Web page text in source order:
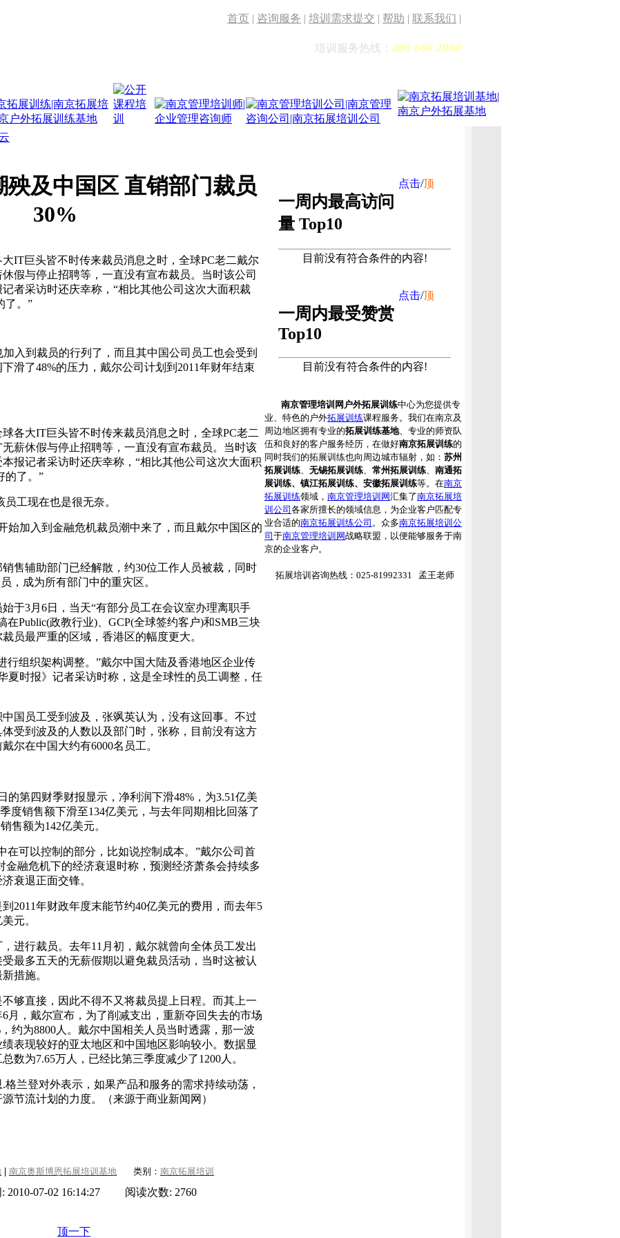
首页 | 咨询服务 | 培训需求提交 | 帮助 | 联系我们 |
培训服务热线： 400 660 2060
及中国区 直销部门裁员
30%
IT巨头皆不时传来裁员消息之时，全球PC老二戴尔
假与停止招聘等，一直没有宣布裁员。当时该公司
者采访时还庆幸称，“相比其他公司这次大面积裁
了。”
入到裁员的行列了，而且其中国公司员工也会受到
滑了48%的压力，戴尔公司计划到2011年财年结束
大IT巨头皆不时传来裁员消息之时，全球PC老二
薪休假与停止招聘等，一直没有宣布裁员。当时该
报记者采访时还庆幸称，“相比其他公司这次大面积
的了。”
工现在也是很无奈。
加入到金融危机裁员潮中来了，而且戴尔中国区的
辅助部门已经解散，约30位工作人员被裁，同时
，成为所有部门中的重灾区。
3月6日，当天“有部分员工在会议室办理离职手
在Public(政教行业)、GCP(全球签约客户)和SMB三块
员最严重的区域，香港区的幅度更大。
组织架构调整。”戴尔中国大陆及香港地区企业传
夏时报》记者采访时称，这是全球性的员工调整，任
员工受到波及，张飒英认为，没有这回事。不过
受到波及的人数以及部门时，张称，目前没有这方
尔在中国大约有6000名员工。
第四财季财报显示，净利润下滑48%，为3.51亿美
度销售额下滑至134亿美元，与去年同期相比回落了
售额为142亿美元。
可以控制的部分，比如说控制成本。”戴尔公司首
金融危机下的经济衰退时称，预测经济萧条会持续多
衰退正面交锋。
年财政年度末能节约40亿美元的费用，而去年5
元。
行裁员。去年11月初，戴尔就曾向全体员工发出
最多五天的无薪假期以避免裁员活动，当时这被认
措施。
直接，因此不得不又将裁员提上日程。而其上一
月，戴尔宣布，为了削减支出，重新夺回失去的市场
约为8800人。戴尔中国相关人员当时透露，那一波
表现较好的亚太地区和中国地区影响较小。数据显
数为7.65万人，已经比第三季度减少了1200人。
登对外表示，如果产品和服务的需求持续动荡，
节流计划的力度。（来源于商业新闻网）
南京奥斯博恩拓展培训基地 类别： 南京拓展培训
: 2010-07-02 16:14:27 阅读次数: 2760
顶一下
一周内最高访问
量 Top10
点击/顶
目前没有符合条件的内容!
一周内最受赞赏
Top10
点击/顶
目前没有符合条件的内容!
南京管理培训网户外拓展训练中心为您提供专
业、特色的户外拓展训练课程服务。我们在南京及
周边地区拥有专业的拓展训练基地、专业的师资队
伍和良好的客户服务经历，在做好南京拓展训练的
同时我们的拓展训练也向周边城市辐射，如： 苏州
拓展训练
无锡拓展训练 常州拓展训练
南通拓
展训练、镇江拓展训练、安徽拓展训练等。在南京
拓展训练领域， 南京管理培训网汇集了南京拓展培
训公司各家所擅长的领域信息，为企业客户匹配专
业合适的南京拓展训练公司 。众多南京拓展培训公
司于南京管理培训网战略联盟，以便能够服务于南
京的企业客户。
拓展培训咨询热线：025-81992331 孟王老师